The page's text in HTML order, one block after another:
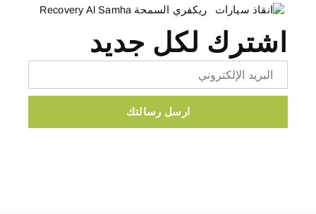
ريكفري السمحة Recovery Al Samha
اشترك لكل جديد
ارسل رسالتك